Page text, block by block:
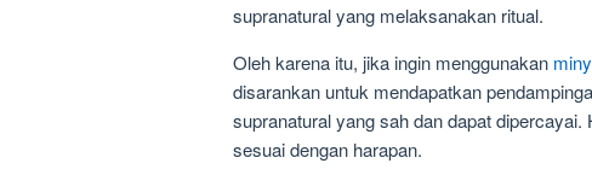
supranatural yang melaksanakan ritual.
Oleh karena itu, jika ingin menggunakan
disarankan untuk mendapatkan
supranatural yang sah dan dapat
sesuai dengan harapan.